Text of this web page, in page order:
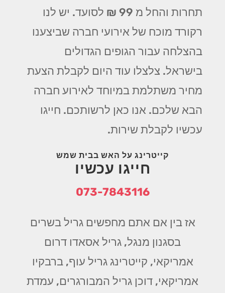
תחרות והחל מ 99 ₪ לסועד. יש לנו
רקורד מוכח של אירועי חברה שביצענו
בהצלחה עבור הגופים הגדולים
בישראל. צלצלו עוד היום לקבלת הצעת
מחיר משתלמת במיוחד לאירוע חברה
הבא שלכם. אנו כאן לרשותכם. חייגו
עכשיו לקבלת שירות.
קייטרינג על האש בבית שמש
חייגו עכשיו
073-7843116
אז בין אם אתם מחפשים גריל בשרים
בסגנון מנגל, גריל אסאדו דרום
אמריקאי, קייטרינג גריל עוף, ברבקיו
אמריקאי, דוכן גריל המבורגרים, עמדת